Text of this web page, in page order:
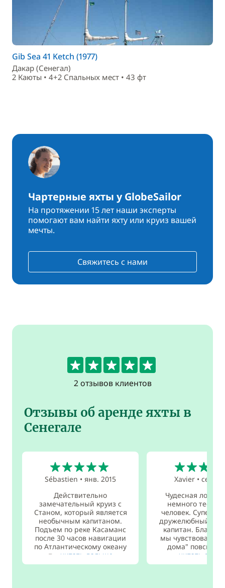
Gib Sea 41 Ketch (1977)
Дакар (Сенегал)
2 Каюты • 4+2 Спальныx мест • 43 фт
Чартерные яхты у GlobeSailor
На протяжении 15 лет наши эксперты
помогают вам найти яхту или круиз вашей
мечты.
Свяжитесь с нами
5
2 отзывов клиентов
Отзывы об аренде яхты в
Сенегале
Sébastien •янв. 2015
Действительно
замечательный круиз с
Станом, который является
необычным капитаном.
Подъем по реке Касаманс
после 30 часов навигации
по Атлантическому океану
п... читать дальше
Xavier •сент.
Чудесная лодка,
немного тесная
человек. Супер
дружелюбный и
капитан.
мы чувствовали
дома" повсюду
читать